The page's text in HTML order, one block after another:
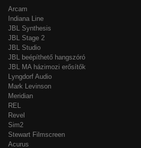
Arcam
Indiana Line
JBL Synthesis
JBL Stage 2
JBL Studio
JBL beépíthető hangszóró
JBL MA házimozi erősítők
Lyngdorf Audio
Mark Levinson
Meridian
REL
Revel
Sim2
Stewart Filmscreen
Acurus